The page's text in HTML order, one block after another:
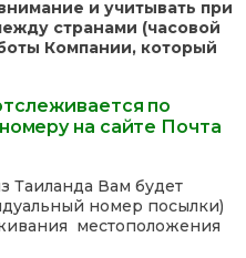
и учитывать при
странами (часовой
Компании, который
по
на сайте Почта
Таиланда Вам будет
номер посылки)
местоположения